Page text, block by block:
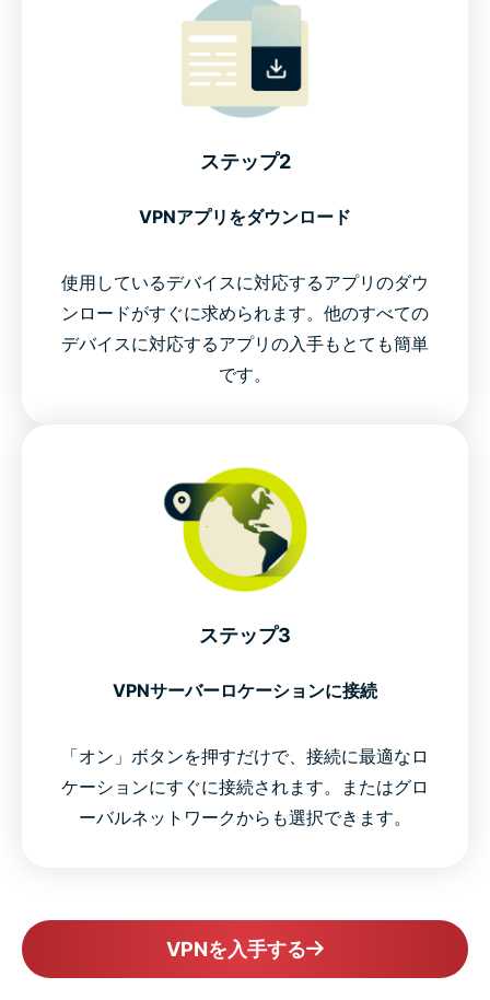
ステップ2
VPNアプリをダウンロード
使用しているデバイスに対応するアプリのダウ
ンロードがすぐに求められます。他のすべての
デバイスに対応するアプリの入手もとても簡単
です。
ステップ3
VPNサーバーロケーションに接続
「オン」ボタンを押すだけで、接続に最適なロ
ケーションにすぐに接続されます。またはグロ
ーバルネットワークからも選択できます。
VPNを入手する